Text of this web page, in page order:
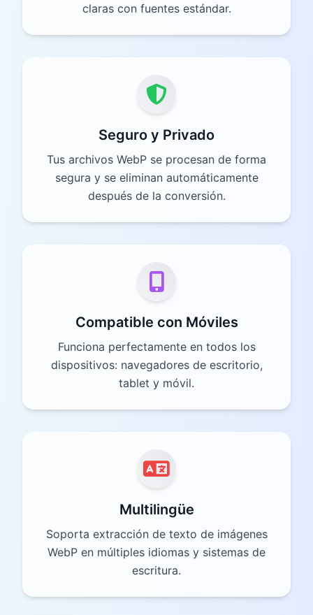
claras con fuentes estándar.
Seguro y Privado
Tus archivos WebP se procesan de forma
segura y se eliminan automáticamente
después de la conversión.
Compatible con Móviles
Funciona perfectamente en todos los
dispositivos: navegadores de escritorio,
tablet y móvil.
Multilingüe
Soporta extracción de texto de imágenes
WebP en múltiples idiomas y sistemas de
escritura.